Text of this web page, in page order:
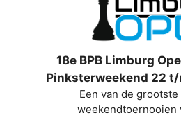
18e BPB Limburg
Pinksterweekend 22
Een van de
weekendtoernooien